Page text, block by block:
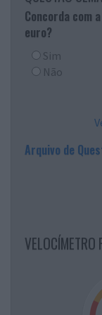
Concorda com
euro?
Sim
Não
Arquivo de
VELOCÍMETRO